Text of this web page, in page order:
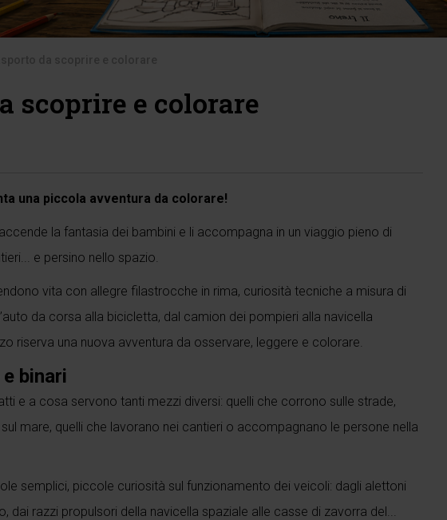
scoprire e colorare
una piccola avventura da colorare!
accende la fantasia dei bambini e li accompagna in un viaggio pieno di
e persino nello spazio.
vita con allegre filastrocche in rima, curiosità tecniche a misura di
da corsa alla bicicletta, dal camion dei pompieri alla navicella
riserva una nuova avventura da osservare, leggere e colorare.
binari
e a cosa servono tanti mezzi diversi: quelli che corrono sulle strade,
mare, quelli che lavorano nei cantieri o accompagnano le persone nella
semplici, piccole curiosità sul funzionamento dei veicoli: dagli alettoni
dai razzi propulsori della navicella spaziale alle casse di zavorra del...